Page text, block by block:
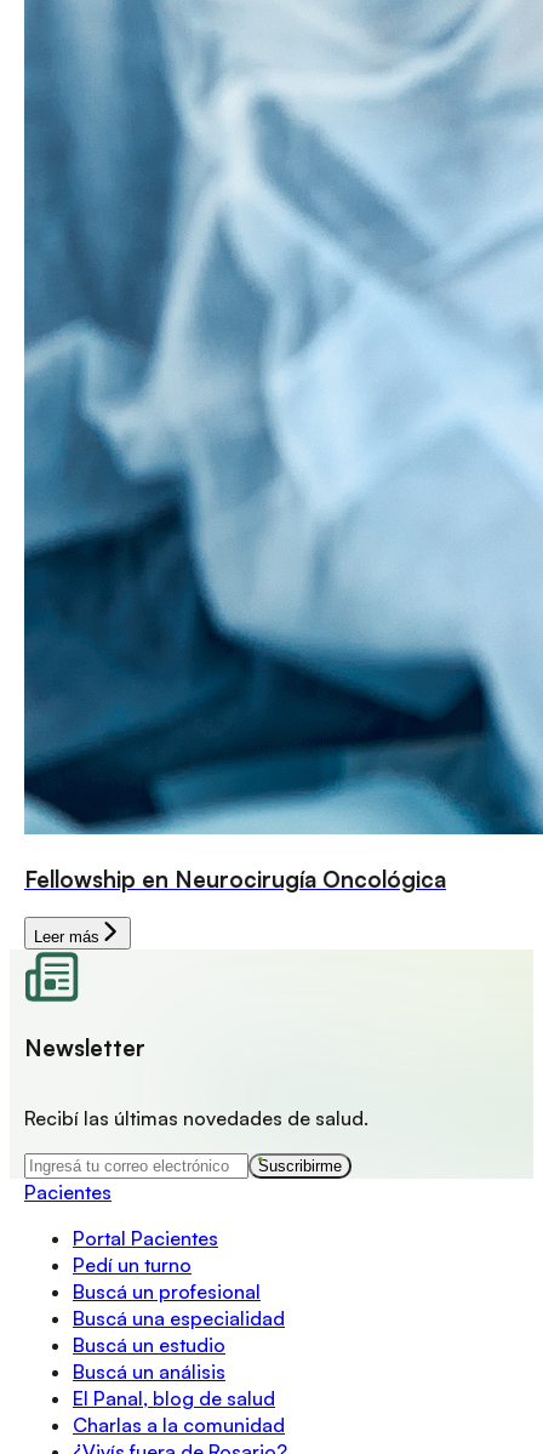
Fellowship en Neurocirugía Oncológica
Leer más
Newsletter
Recibí las últimas novedades de salud.
Suscribirme
Pacientes
Portal Pacientes
Pedí un turno
Buscá un profesional
Buscá una especialidad
Buscá un estudio
Buscá un análisis
El Panal, blog de salud
Charlas a la comunidad